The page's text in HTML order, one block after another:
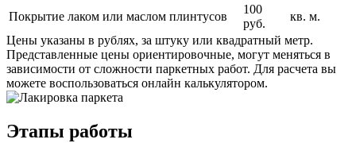
Покрытие лаком или маслом плинтусов
100
руб.
кв. м.
Цены указаны в рублях, за штуку или квадратный метр.
Представленные цены ориентировочные, могут меняться в
зависимости от сложности паркетных работ. Для расчета вы
можете воспользоваться онлайн калькулятором.
Этапы работы